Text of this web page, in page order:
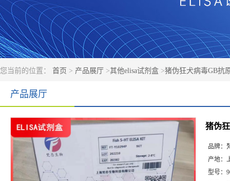
您当前的位置： 首页 > 产品展厅 >其他elisa试剂盒 >猪伪狂犬病毒GB抗
产品展厅
猪伪
品牌：
产地：
型号：